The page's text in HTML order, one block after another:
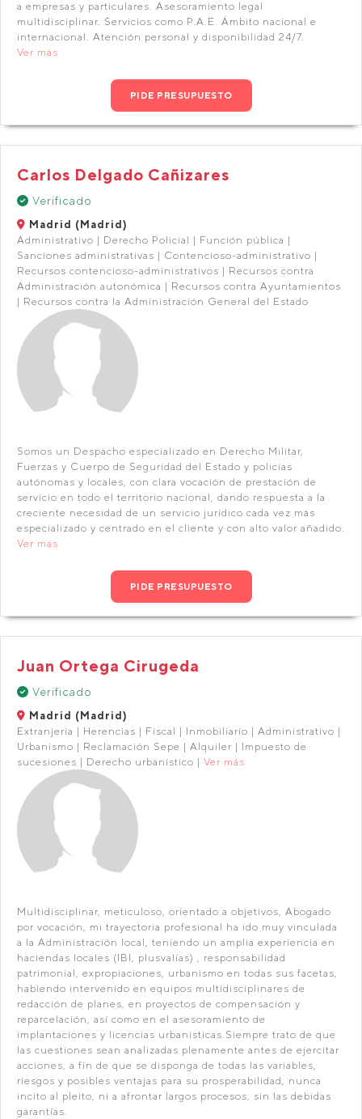
a empresas y particulares. Asesoramiento legal
multidisciplinar. Servicios como P.A.E. Ámbito nacional e
internacional. Atención personal y disponibilidad 24/7.
Ver más
PIDE PRESUPUESTO
Carlos Delgado Cañizares
Verificado
Madrid (Madrid)
Administrativo | Derecho Policial | Función pública |
Sanciones administrativas | Contencioso-administrativo |
Recursos contencioso-administrativos | Recursos contra
Administración autonómica | Recursos contra Ayuntamientos
| Recursos contra la Administración General del Estado
Somos un Despacho especializado en Derecho Militar,
Fuerzas y Cuerpo de Seguridad del Estado y policías
autónomas y locales, con clara vocación de prestación de
servicio en todo el territorio nacional, dando respuesta a la
creciente necesidad de un servicio jurídico cada vez más
especializado y centrado en el cliente y con alto valor añadido.
Ver más
PIDE PRESUPUESTO
Juan Ortega Cirugeda
Verificado
Madrid (Madrid)
Extranjería | Herencias | Fiscal | Inmobiliario | Administrativo |
Urbanismo | Reclamación Sepe | Alquiler | Impuesto de
sucesiones | Derecho urbanístico | Ver más
Multidisciplinar, meticuloso, orientado a objetivos, Abogado
por vocación, mi trayectoria profesional ha ido muy vinculada
a la Administración local, teniendo un amplia experiencia en
haciendas locales (IBI, plusvalías) , responsabilidad
patrimonial, expropiaciones, urbanismo en todas sus facetas,
habiendo intervenido en equipos multidisciplinares de
redacción de planes, en proyectos de compensación y
reparcelación, así como en el asesoramiento de
implantaciones y licencias urbanísticas.Siempre trato de que
las cuestiones sean analizadas plenamente antes de ejercitar
acciones, a fin de que se disponga de todas las variables,
riesgos y posibles ventajas para su prosperabilidad, nunca
incito al pleito, ni a afrontar largos procesos, sin las debidas
garantías.